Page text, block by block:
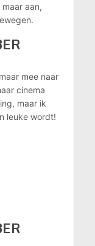
aan,
mee naar
cinema
maar ik
leuke wordt!